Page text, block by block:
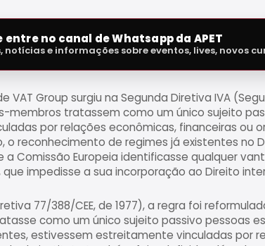
entre no canal de Whatsapp da APET
notícias e informações sobre eventos, lives, novos
VAT Group surgiu na Segunda Diretiva IVA
membros tratassem como um único sujeito
por relações econômicas, financeiras ou
o reconhecimento de regimes já existentes no
a Comissão Europeia identificasse qualquer
que impedisse a sua incorporação ao Direito
77/388/CEE, de 1977), a regra foi
como um único sujeito passivo pessoas
estivessem estreitamente vinculadas por